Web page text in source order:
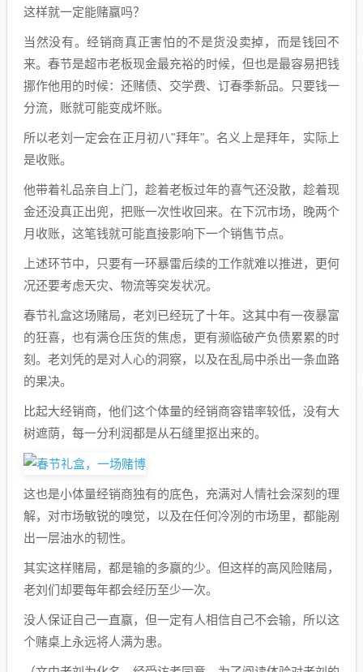
这样就一定能赌赢吗？
当然没有。经销商真正害怕的不是货没卖掉，而是钱回不
来。春节是超市老板现金最充裕的时候，但也是最容易把钱
挪作他用的时候：还赌债、交学费、订春季新品。只要钱一
分流，账就可能变成坏账。
所以老刘一定会在正月初八"拜年"。名义上是拜年，实际上
是收账。
他带着礼品亲自上门，趁着老板过年的喜气还没散，趁着现
金还没真正出兜，把账一次性收回来。在下沉市场，晚两个
月收账，这笔钱就可能直接影响下一个销售节点。
上述环节中，只要有一环暴雷后续的工作就难以推进，更何
况还要考虑天灾、物流等突发状况。
春节礼盒这场赌局，老刘已经玩了十年。这其中有一夜暴富
的狂喜，也有满仓压货的焦虑，更有濒临破产负债累累的时
刻。老刘凭的是对人心的洞察，以及在乱局中杀出一条血路
的果决。
比起大经销商，他们这个体量的经销商容错率较低，没有大
树遮荫，每一分利润都是从石缝里抠出来的。
这也是小体量经销商独有的底色，充满对人情社会深刻的理
解，对市场敏锐的嗅觉，以及在任何冷冽的市场里，都能剐
出一层油水的韧性。
其实这样赌局，都是输的多赢的少。但这样的高风险赌局，
老刘们却要每年都会经历至少一次。
没人保证自己一直赢，但一定有人相信自己不会输，所以这
个赌桌上永远将人满为患。